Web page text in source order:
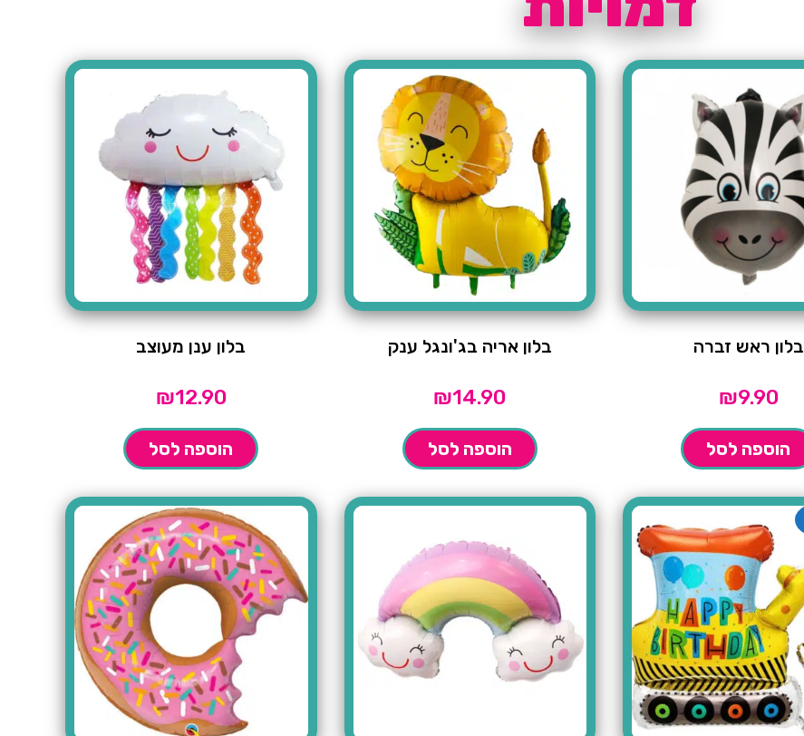
בלון ראש זברה
₪9.90
הוספה לסל
בלון אריה בג'ונגל ענק
₪14.90
הוספה לסל
בלון ענן מעוצב
₪12.90
הוספה לסל